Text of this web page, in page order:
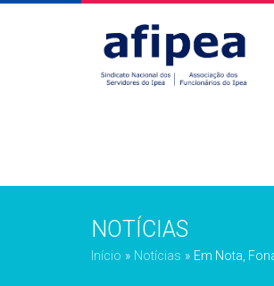
NOTÍCIAS
Início » Notícias » Em Nota,